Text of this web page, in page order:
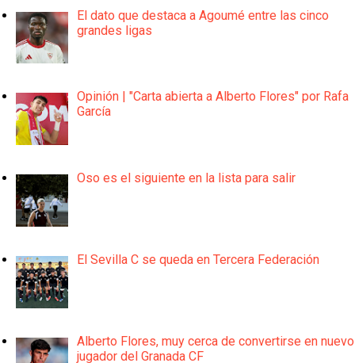
El dato que destaca a Agoumé entre las cinco
grandes ligas
Opinión | "Carta abierta a Alberto Flores" por Rafa
García
Oso es el siguiente en la lista para salir
El Sevilla C se queda en Tercera Federación
Alberto Flores, muy cerca de convertirse en nuevo
jugador del Granada CF